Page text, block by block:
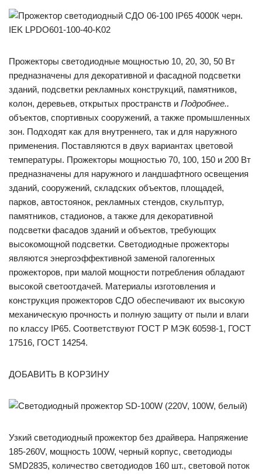
Прожекторы светодиодные мощностью 10, 20, 30, 50 Вт
предназначены для декоративной и фасадной подсветки
зданий, подсветки рекламных конструкций, памятников,
колон, деревьев, открытых пространств и Подробнее..
объектов, спортивных сооружений, а также промышленных
зон. Подходят как для внутреннего, так и для наружного
применения. Поставляются в двух вариантах цветовой
температуры. Прожекторы мощностью 70, 100, 150 и 200 Вт
предназначены для наружного и ландшафтного освещения
зданий, сооружений, складских объектов, площадей,
парков, автостоянок, рекламных стендов, скульптур,
памятников, стадионов, а также для декоративной
подсветки фасадов зданий и объектов, требующих
высокомощной подсветки. Светодиодные прожекторы
являются энергоэффективной заменой галогенных
прожекторов, при малой мощности потребления обладают
высокой светоотдачей. Материалы изготовления и
конструкция прожекторов СДО обеспечивают их высокую
механическую прочность и полную защиту от пыли и влаги
по классу IP65. Соответствуют ГОСТ Р МЭК 60598-1, ГОСТ
17516, ГОСТ 14254.
ДОБАВИТЬ В КОРЗИНУ
Узкий светодиодный прожектор без драйвера. Напряжение
185-260V, мощность 100W, черный корпус, светодиоды
SMD2835, количество светодиодов 160 шт., световой поток